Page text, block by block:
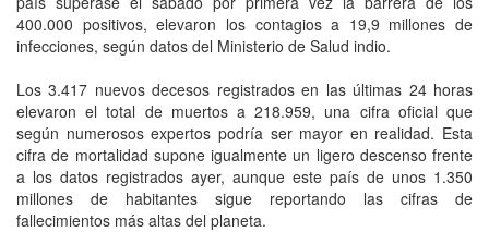
400.000 positivos, elevaron los contagios a 19,9 millones de
infecciones, según datos del Ministerio de Salud indio.
Los 3.417 nuevos decesos registrados en las últimas 24 horas
elevaron el total de muertos a 218.959, una cifra oficial que
según numerosos expertos podría ser mayor en realidad. Esta
cifra de mortalidad supone igualmente un ligero descenso frente
a los datos registrados ayer, aunque este país de unos 1.350
millones de habitantes sigue reportando las cifras de
fallecimientos más altas del planeta.